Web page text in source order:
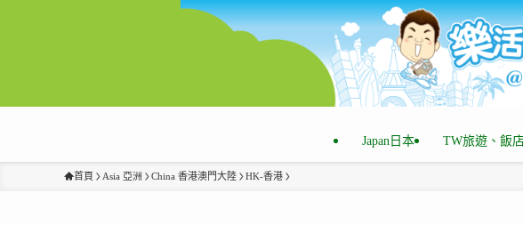
Japan日本 TW旅遊、飯
首頁 Asia 亞洲 China 香港澳門大陸 HK-香港